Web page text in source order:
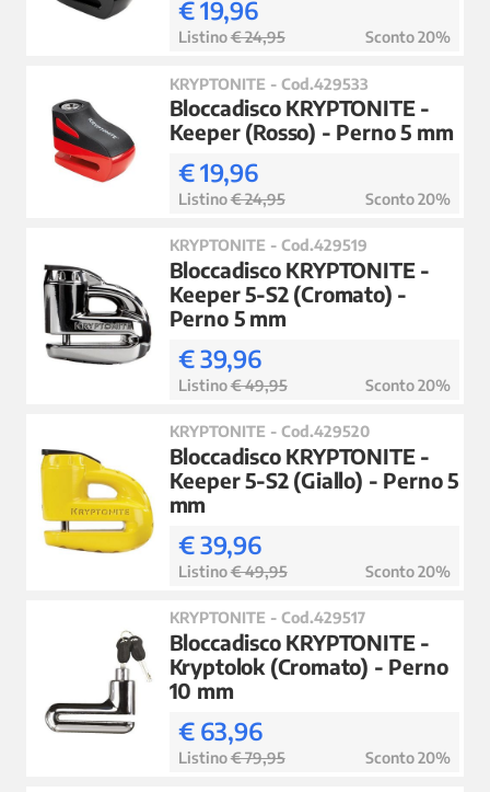
€ 19,96
Listino€ 24,95 Sconto 20%
KRYPTONITE - Cod.429533
Bloccadisco KRYPTONITE -
Keeper (Rosso) - Perno 5 mm
€ 19,96
Listino€ 24,95 Sconto 20%
KRYPTONITE - Cod.429519
Bloccadisco KRYPTONITE -
Keeper 5-S2 (Cromato) -
Perno 5 mm
€ 39,96
Listino€ 49,95 Sconto 20%
KRYPTONITE - Cod.429520
Bloccadisco KRYPTONITE -
Keeper 5-S2 (Giallo) - Perno 5
mm
€ 39,96
Listino€ 49,95 Sconto 20%
KRYPTONITE - Cod.429517
Bloccadisco KRYPTONITE -
Kryptolok (Cromato) - Perno
10 mm
€ 63,96
Listino€ 79,95 Sconto 20%